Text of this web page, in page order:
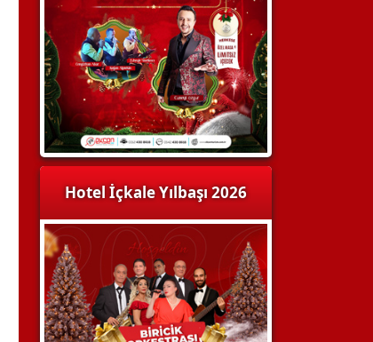
Hotel İçkale Yılbaşı 2026